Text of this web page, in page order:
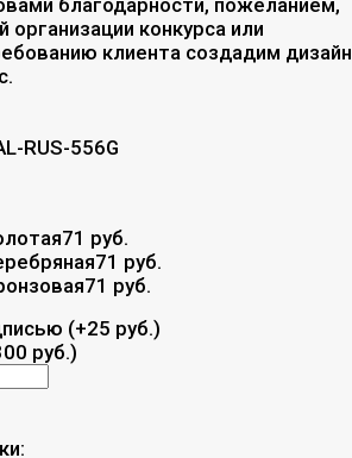
организации конкурса или
клиента создадим дизайн
RUS-556G
71 руб.
71 руб.
71 руб.
(+25 руб.)
руб.)